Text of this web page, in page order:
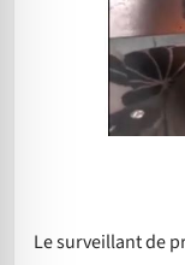
Le surveillant de